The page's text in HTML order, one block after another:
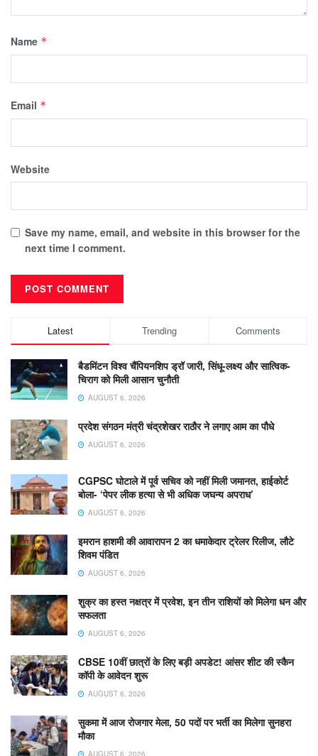
Name *
Email *
Website
Save my name, email, and website in this browser for the
next time I comment.
Latest Trending Comments
बैडमिंटन विश्व चैंपियनशिप ड्रॉ जारी, सिंधू-लक्ष्य और सात्विक-
चिराग को मिली आसान चुनौती
AUGUST 6, 2026
प्रदेश संगठन मंत्री चंद्रशेखर राठौर ने लगाए आम का पौधे
AUGUST 6, 2026
CGPSC घोटाले में पूर्व सचिव को नहीं मिली जमानत, हाईकोर्ट
बोला- ‘पेपर लीक हत्या से भी अधिक जघन्य अपराध’
AUGUST 6, 2026
इमरान हाशमी की आवारापन 2 का धमाकेदार ट्रेलर रिलीज, लौटे
शिवम पंडित
AUGUST 6, 2026
शुक्र का हस्त नक्षत्र में प्रवेश, इन तीन राशियों को मिलेगा धन और
सफलता
AUGUST 6, 2026
CBSE 10वीं छात्रों के लिए बड़ी अपडेट! आंसर शीट की स्कैन
कॉपी के आवेदन शुरू
AUGUST 6, 2026
सुकमा में आज रोजगार मेला, 50 पदों पर भर्ती का मिलेगा सुनहरा
मौका
AUGUST 6, 2026